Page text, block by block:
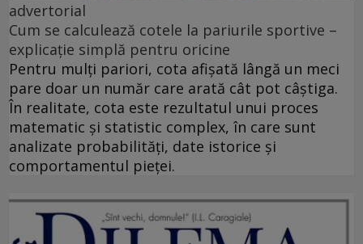
advertorial
Cum se calculează cotele la pariurile sportive –
explicație simplă pentru oricine
Pentru mulți pariori, cota afișată lângă un meci
pare doar un număr care arată cât pot câștiga.
În realitate, cota este rezultatul unui proces
matematic și statistic complex, în care sunt
analizate probabilități, date istorice și
comportamentul pieței.